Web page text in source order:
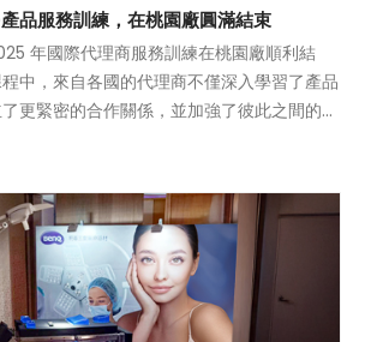
品服務訓練，在桃園廠圓滿結束
年國際代理商服務訓練在桃園廠順利結
中，來自各國的代理商不僅深入學習了產品
更緊密的合作關係，並加強了彼此之間的默
還參觀了台灣在地醫院，實地了解不同外科
習，更是一次關係的深化與意見交流。我們
續前行，攜手打造更強大的全球服務網絡！